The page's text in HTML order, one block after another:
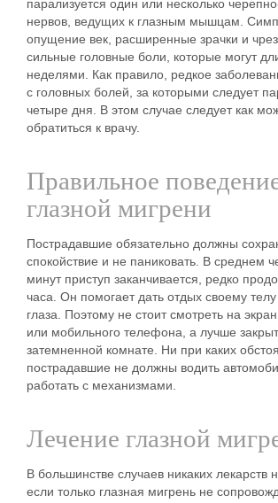
парализуется один или несколько
нервов, ведущих к глазным мышцам.
опущение век, расширенные зрачки и
сильные головные боли, которые могут
неделями. Как правило, редкое
с головных болей, за которыми следует
четыре дня. В этом случае следует как
обратиться к врачу.
Правильное
глазной мигрени
Пострадавшие обязательно должны
спокойствие и не паниковать. В среднем
минут приступ заканчивается, редко
часа. Он помогает дать отдых своему
глаза. Поэтому не стоит смотреть на
или мобильного телефона, а лучше
затемненной комнате. Ни при каких
пострадавшие не должны водить
работать с механизмами.
Лечение глазной
В большинстве случаев никаких лекарств
если только глазная мигрень не